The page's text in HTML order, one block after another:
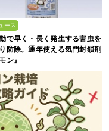
ース
で早く・長く発生する害虫を
防除。通年使える気門封鎖剤
ン』